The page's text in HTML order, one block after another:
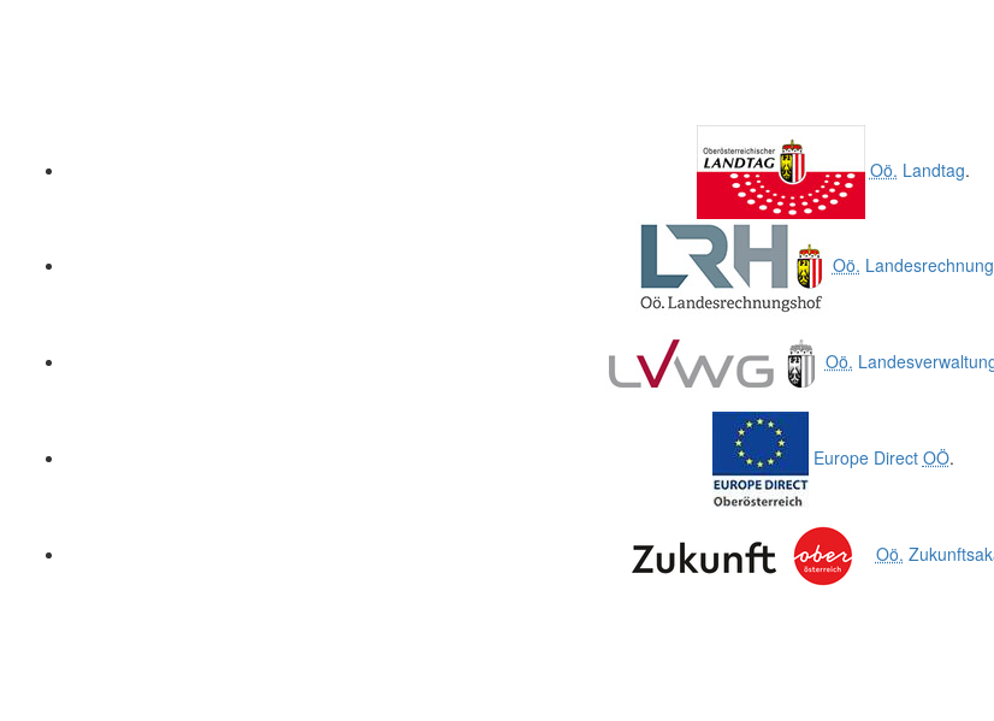
Oö. Landtag.
Oö.
Oö.
Europe Direct OÖ.
Oö.